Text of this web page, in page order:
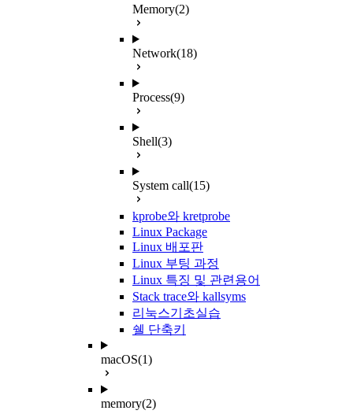
Memory(2)
Network(18)
Process(9)
Shell(3)
System call(15)
kprobe와 kretprobe
Linux Package
Linux 배포판
Linux 부팅 과정
Linux 특징 및 관련용어
Stack trace와 kallsyms
리눅스기초실습
쉘 단축키
macOS(1)
memory(2)